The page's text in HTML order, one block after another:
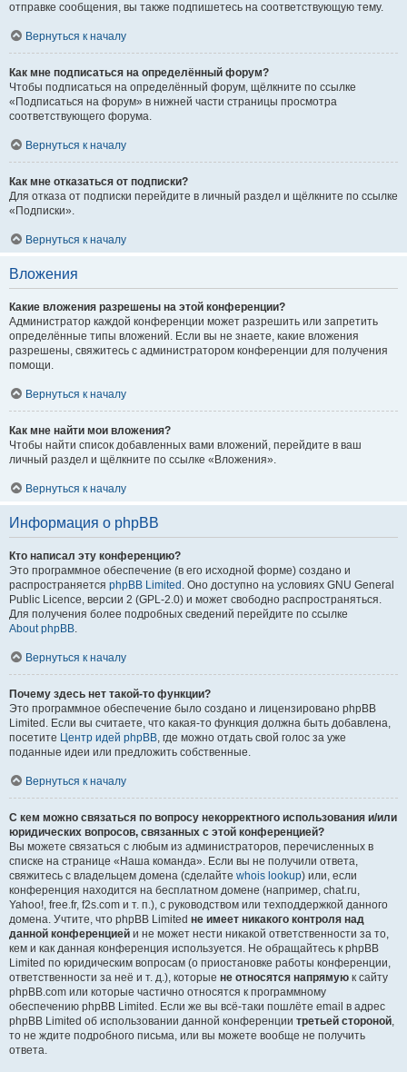
отправке сообщения, вы также подпишетесь на соответствующую тему.
Вернуться к началу
Как мне подписаться на определённый форум?
Чтобы подписаться на определённый форум, щёлкните по ссылке
«Подписаться на форум» в нижней части страницы просмотра
соответствующего форума.
Вернуться к началу
Как мне отказаться от подписки?
Для отказа от подписки перейдите в личный раздел и щёлкните по ссылке
«Подписки».
Вернуться к началу
Вложения
Какие вложения разрешены на этой конференции?
Администратор каждой конференции может разрешить или запретить
определённые типы вложений. Если вы не знаете, какие вложения
разрешены, свяжитесь с администратором конференции для получения
помощи.
Вернуться к началу
Как мне найти мои вложения?
Чтобы найти список добавленных вами вложений, перейдите в ваш
личный раздел и щёлкните по ссылке «Вложения».
Вернуться к началу
Информация о phpBB
Кто написал эту конференцию?
Это программное обеспечение (в его исходной форме) создано и
распространяется phpBB Limited . Оно доступно на условиях GNU General
Public Licence, версии 2 (GPL-2.0) и может свободно распространяться.
Для получения более подробных сведений перейдите по ссылке
About phpBB.
Вернуться к началу
Почему здесь нет такой-то функции?
Это программное обеспечение было создано и лицензировано phpBB
Limited. Если вы считаете, что какая-то функция должна быть добавлена,
посетите Центр идей phpBB, где можно отдать свой голос за уже
поданные идеи или предложить собственные.
Вернуться к началу
С кем можно связаться по вопросу некорректного использования и/или
юридических вопросов, связанных с этой конференцией?
Вы можете связаться с любым из администраторов, перечисленных в
списке на странице «Наша команда». Если вы не получили ответа,
свяжитесь с владельцем домена (сделайте whois lookup) или, если
конференция находится на бесплатном домене (например, chat.ru,
Yahoo!, free.fr, f2s.com и т. п.), с руководством или техподдержкой данного
домена. Учтите, что phpBB Limited не имеет никакого контроля над
данной конференцией и не может нести никакой ответственности за то,
кем и как данная конференция используется. Не обращайтесь к phpBB
Limited по юридическим вопросам (о приостановке работы конференции,
ответственности за неё и т. д.), которые не относятся напрямую к сайту
phpBB.com или которые частично относятся к программному
обеспечению phpBB Limited. Если же вы всё-таки пошлёте email в адрес
phpBB Limited об использовании данной конференции третьей стороной,
то не ждите подробного письма, или вы можете вообще не получить
ответа.